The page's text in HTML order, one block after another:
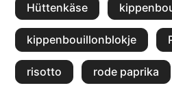
Hüttenkäse
kippenbouillonblokje
risotto rode paprika